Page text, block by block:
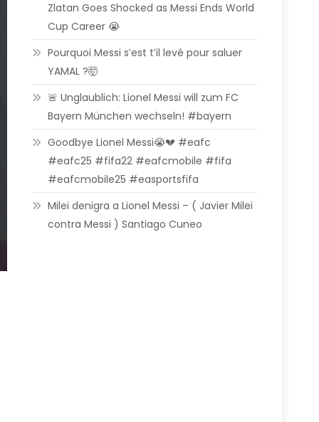
Zlatan Goes Shocked as Messi Ends World
Cup Career 😭
Pourquoi Messi s’est t’il levé pour saluer
YAMAL ?🤯
🚨 Unglaublich: Lionel Messi will zum FC
Bayern München wechseln! #bayern
Goodbye Lionel Messi😭💔 #eafc
#eafc25 #fifa22 #eafcmobile #fifa
#eafcmobile25 #easportsfifa
Milei denigra a Lionel Messi – ( Javier Milei
contra Messi ) Santiago Cuneo